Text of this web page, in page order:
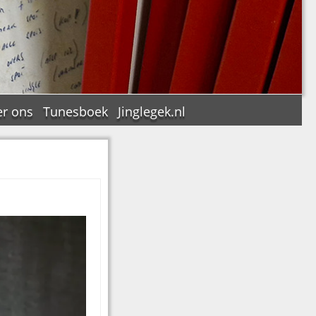
ons Tunesboek Jinglegek.nl